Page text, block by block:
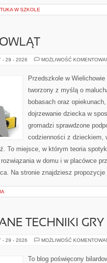
W SZKOLE
- 29 - 2026 MOŻLIWOŚĆ
Przedszkole w
tworzony z myślą o
bobasach oraz
dojrzewanie dziecka w
gromadzi sprawdzone
codzienności z dzieckiem,
To miejsce, w którym teoria
w domu i w placówce
Na stronie znajdziesz
TECHNIKI GRY
- 29 - 2026 MOŻLIWOŚĆ
To blog poświęcony